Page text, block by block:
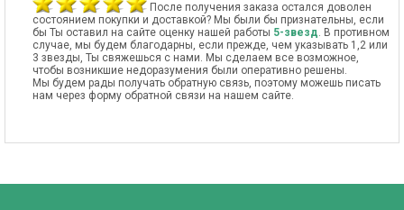
После получения заказа остался доволен
состоянием покупки и доставкой? Мы были бы признательны, если
бы Ты оставил на сайте оценку нашей работы 5-звезд. В противном
случае, мы будем благодарны, если прежде, чем указывать 1,2 или
3 звезды, Ты свяжешься с нами. Мы сделаем все возможное,
чтобы возникшие недоразумения были оперативно решены.
Мы будем рады получать обратную связь, поэтому можешь писать
нам через форму обратной связи на нашем сайте.